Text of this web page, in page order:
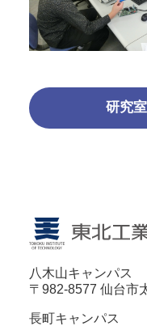
研究
八木山キャンパス
〒982-8577 仙台市
長町キャンパス